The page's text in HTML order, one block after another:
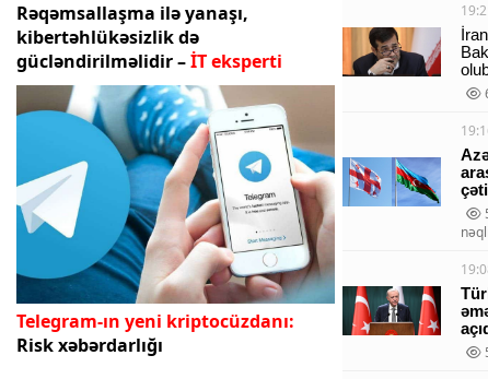
Rəqəmsallaşma ilə yanaşı,
kibertəhlükəsizlik də
gücləndirilməlidir –İT eksperti
Telegram-ın yeni kriptocüzdanı:
Risk xəbərdarlığı